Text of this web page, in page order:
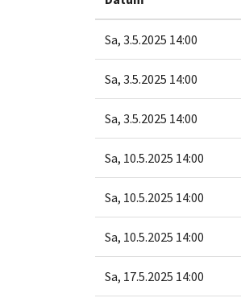
Sa, 3.5.2025 14:00
Sa, 3.5.2025 14:00
Sa, 3.5.2025 14:00
Sa, 10.5.2025 14:00
Sa, 10.5.2025 14:00
Sa, 10.5.2025 14:00
Sa, 17.5.2025 14:00